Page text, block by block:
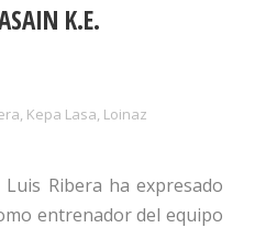
K.E.
Kepa Lasa Loinaz
Ribera ha expresado
entrenador del equipo